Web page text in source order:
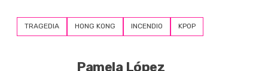
TRAGEDIA HONG KONG INCENDIO KPOP
Pamela López